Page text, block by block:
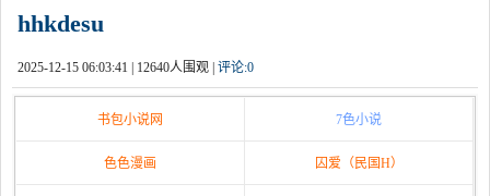
hhkdesu
2025-12-15 06:03:41 | 12640人围观 | 评论:0
书包小说网 7色小说
色色漫画 囚爱（民国H）